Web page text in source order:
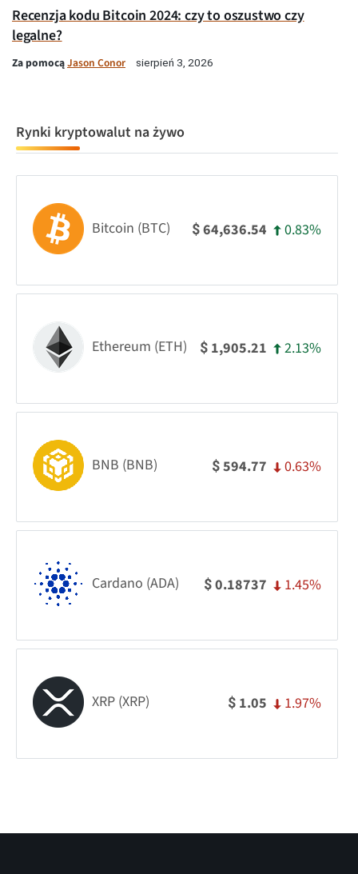
Recenzja kodu Bitcoin 2024: czy to oszustwo czy
legalne?
Za pomocąJason Conor sierpień 3, 2026
Rynki kryptowalut na żywo
Bitcoin (BTC) $64,636.54 0.83%
Ethereum (ETH) $ 1,905.21 2.13%
BNB (BNB) $594.77 0.63%
Cardano (ADA) $0.18737 1.45%
XRP (XRP) $ 1.05 1.97%